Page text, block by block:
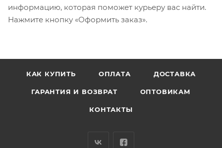
информацию, которая поможет курьеру вас найти.
Нажмите кнопку «Оформить заказ».
КАК КУПИТЬ ОПЛАТА ДОСТАВКА
ГАРАНТИЯ И ВОЗВРАТ ОПТОВИКАМ
КОНТАКТЫ